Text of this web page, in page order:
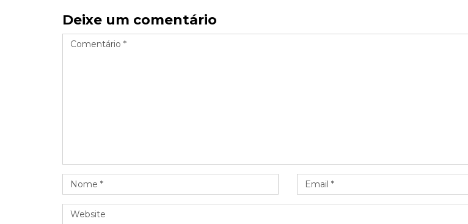
Deixe um comentário